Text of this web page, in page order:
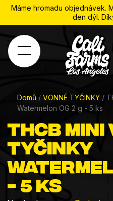
Máme hromadu objednávek.
den dýl.
Domů / VONNÉ TYČINKY /
Watermelon OG 2 g - 5 ks
THCB
tyčinky
- 5 ks